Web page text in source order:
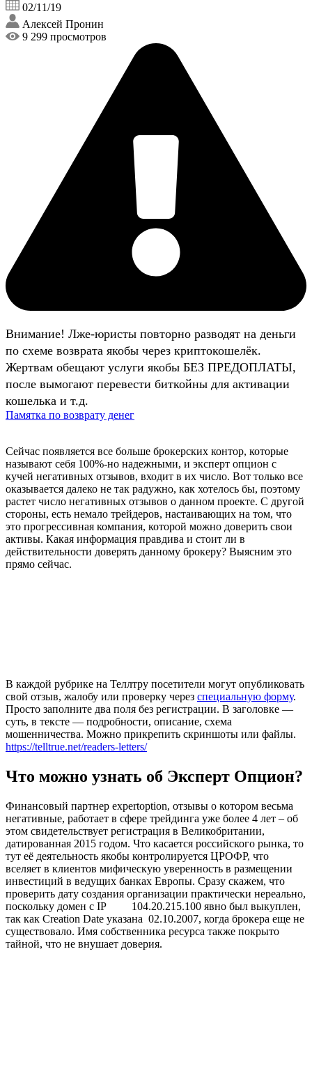
02/11/19
Алексей Пронин
9 299 просмотров
Внимание! Лже-юристы повторно разводят на деньги
по схеме возврата якобы через криптокошелёк.
Жертвам обещают услуги якобы БЕЗ ПРЕДОПЛАТЫ,
после вымогают перевести биткойны для активации
кошелька и т.д.
Памятка по возврату денег
Сейчас появляется все больше брокерских контор, которые
называют себя 100%-но надежными, и эксперт опцион с
кучей негативных отзывов, входит в их число. Вот только все
оказывается далеко не так радужно, как хотелось бы, поэтому
растет число негативных отзывов о данном проекте. С другой
стороны, есть немало трейдеров, настаивающих на том, что
это прогрессивная компания, которой можно доверить свои
активы. Какая информация правдива и стоит ли в
действительности доверять данному брокеру? Выясним это
прямо сейчас.
В каждой рубрике на Теллтру посетители могут опубликовать
свой отзыв, жалобу или проверку через специальную форму.
Просто заполните два поля без регистрации. В заголовке —
суть, в тексте — подробности, описание, схема
мошенничества. Можно прикрепить скриншоты или файлы.
https://telltrue.net/readers-letters/
Что можно узнать об Эксперт Опцион?
Финансовый партнер expertoption, отзывы о котором весьма
негативные, работает в сфере трейдинга уже более 4 лет – об
этом свидетельствует регистрация в Великобритании,
датированная 2015 годом. Что касается российского рынка, то
тут её деятельность якобы контролируется ЦРОФР, что
вселяет в клиентов мифическую уверенность в размещении
инвестиций в ведущих банках Европы. Сразу скажем, что
проверить дату создания организации практически нереально,
поскольку домен с IP 104.20.215.100 явно был выкуплен,
так как Creation Date указана 02.10.2007, когда брокера еще не
существовало. Имя собственника ресурса также покрыто
тайной, что не внушает доверия.